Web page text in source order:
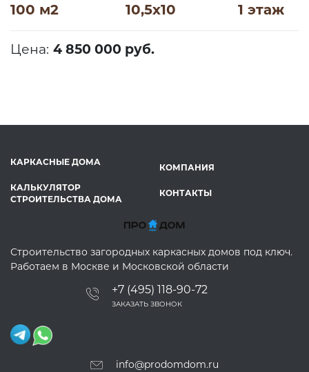
100 м2 10,5х10 1 этаж
Цена: 4 850 000 руб.
КАРКАСНЫЕ ДОМА
КАЛЬКУЛЯТОР
СТРОИТЕЛЬСТВА ДОМА
КОМПАНИЯ
КОНТАКТЫ
Строительство загородных каркасных домов под ключ.
Работаем в Москве и Московской области
+7 (495) 118-90-72
ЗАКАЗАТЬ ЗВОНОК
info@prodomdom.ru